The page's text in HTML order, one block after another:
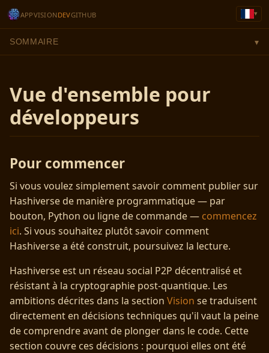
APPVISIONDEVGITHUB ▾
SOMMAIRE ▾
Vue d'ensemble pour
développeurs
Pour commencer
Si vous voulez simplement savoir comment publier sur
Hashiverse de manière programmatique — par
bouton, Python ou ligne de commande — commencez
ici. Si vous souhaitez plutôt savoir comment
Hashiverse a été construit, poursuivez la lecture.
Hashiverse est un réseau social P2P décentralisé et
résistant à la cryptographie post-quantique. Les
ambitions décrites dans la section Vision se traduisent
directement en décisions techniques qu'il vaut la peine
de comprendre avant de plonger dans le code. Cette
section couvre ces décisions : pourquoi elles ont été